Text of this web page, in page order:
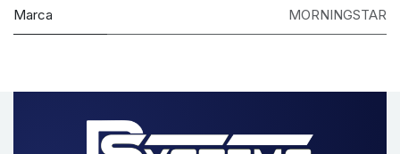
Marca MORNINGSTAR